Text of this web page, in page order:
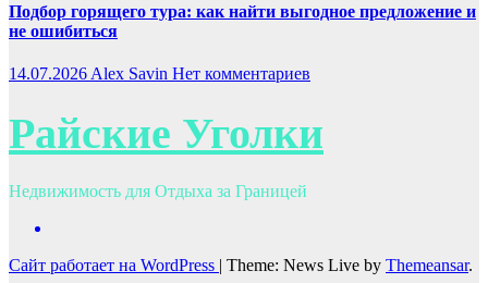
Подбор горящего тура: как найти выгодное предложение и
не ошибиться
14.07.2026 Alex Savin Нет комментариев
Райские Уголки
Недвижимость для Отдыха за Границей
Сайт работает на WordPress | Theme: News Live by Themeansar.